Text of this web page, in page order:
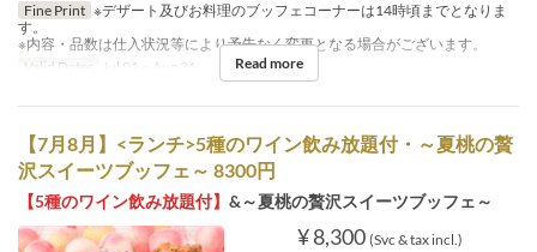
Fine Print ※デザート及びお料理のブッフェコーナーは14時頃までとなりま
す。
※内容・品数は仕入状況等により予告なく変更となる場合がございます。
Valid Dates
Jul 01 ~ Aug 31 Read more
【7月8月】<ランチ>5種のワイン飲み放題付・～夏桃の贅
沢スイーツブッフェ～ 8300円
【5種のワイン飲み放題付】 &～夏桃の贅沢スイーツブッフェ～
¥ 8,300 (Svc & tax incl.)